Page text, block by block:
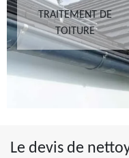
TRAITEMENT DE
TOITURE
Le devis de